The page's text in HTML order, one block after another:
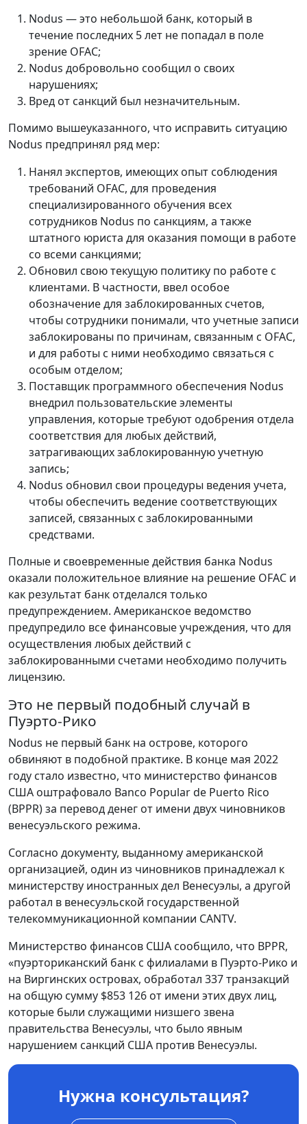
Nodus — это небольшой банк, который в
течение последних 5 лет не попадал в поле
зрение OFAC;
Nodus добровольно сообщил о своих
нарушениях;
Вред от санкций был незначительным.
Помимо вышеуказанного, что исправить ситуацию
Nodus предпринял ряд мер:
Нанял экспертов, имеющих опыт соблюдения
требований OFAC, для проведения
специализированного обучения всех
сотрудников Nodus по санкциям, а также
штатного юриста для оказания помощи в работе
со всеми санкциями;
Обновил свою текущую политику по работе с
клиентами. В частности, ввел особое
обозначение для заблокированных счетов,
чтобы сотрудники понимали, что учетные записи
заблокированы по причинам, связанным с OFAC,
и для работы с ними необходимо связаться с
особым отделом;
Поставщик программного обеспечения Nodus
внедрил пользовательские элементы
управления, которые требуют одобрения отдела
соответствия для любых действий,
затрагивающих заблокированную учетную
запись;
Nodus обновил свои процедуры ведения учета,
чтобы обеспечить ведение соответствующих
записей, связанных с заблокированными
средствами.
Полные и своевременные действия банка Nodus
оказали положительное влияние на решение OFAC и
как результат банк отделался только
предупреждением. Американское ведомство
предупредило все финансовые учреждения, что для
осуществления любых действий с
заблокированными счетами необходимо получить
лицензию.
Это не первый подобный случай в
Пуэрто-Рико
Nodus не первый банк на острове, которого
обвиняют в подобной практике. В конце мая 2022
году стало известно, что министерство финансов
США оштрафовало Banco Popular de Puerto Rico
(BPPR) за перевод денег от имени двух чиновников
венесуэльского режима.
Согласно документу, выданному американской
организацией, один из чиновников принадлежал к
министерству иностранных дел Венесуэлы, а другой
работал в венесуэльской государственной
телекоммуникационной компании CANTV.
Министерство финансов США сообщило, что BPPR,
«пуэрториканский банк с филиалами в Пуэрто-Рико и
на Виргинских островах, обработал 337 транзакций
на общую сумму $853 126 от имени этих двух лиц,
которые были служащими низшего звена
правительства Венесуэлы, что было явным
нарушением санкций США против Венесуэлы.
Нужна консультация?